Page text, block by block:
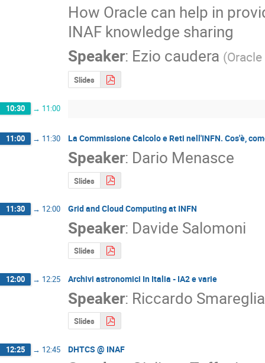
How Oracle can help in
INAF knowledge sharing
Speaker: Ezio caudera (
Slides
10:30 → 11:00
11:00 → 11:30 La Commissione Calcolo e Reti nell'INFN. Cos'è,
Speaker: Dario Menasce
Slides
11:30 → 12:00 Grid and Cloud Computing at INFN
Speaker: Davide Salomoni
Slides
12:00 → 12:25 Archivi astronomici In Italia - IA2 e varie
Speaker: Riccardo Smareglia
Slides
12:25 → 12:45 DHTCS @ INAF